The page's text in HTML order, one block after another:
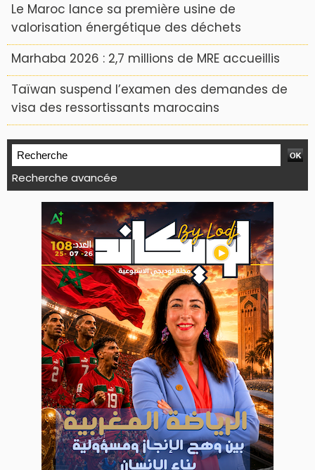
Le Maroc lance sa première usine de
valorisation énergétique des déchets
Marhaba 2026 : 2,7 millions de MRE accueillis
Taïwan suspend l’examen des demandes de
visa des ressortissants marocains
Recherche avancée